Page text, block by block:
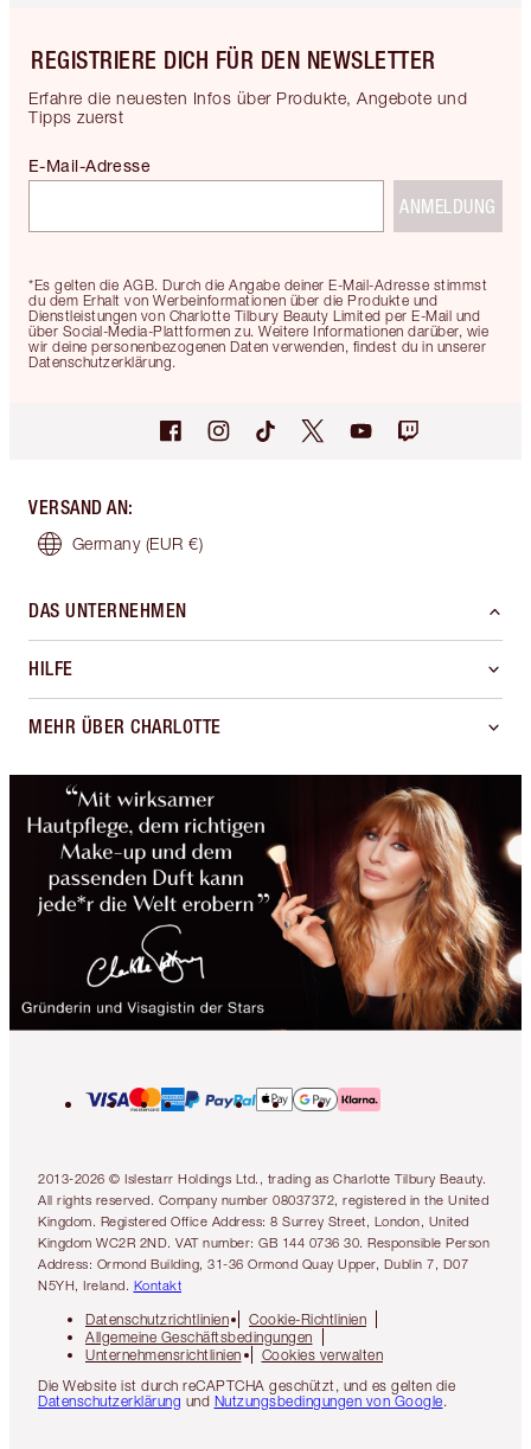
REGISTRIERE DICH FÜR DEN NEWSLETTER
Erfahre die neuesten Infos über Produkte, Angebote und
Tipps zuerst
*Es gelten die AGB. Durch die Angabe deiner E-Mail-Adresse stimmst
du dem Erhalt von Werbeinformationen über die Produkte und
Dienstleistungen von Charlotte Tilbury Beauty Limited per E-Mail und
über Social-Media-Plattformen zu. Weitere Informationen darüber, wie
wir deine personenbezogenen Daten verwenden, findest du in unserer
Datenschutzerklärung.
E-Mail-Adresse
ANMELDUNG
VERSAND AN:
Germany (EUR €)
DAS UNTERNEHMEN
HILFE
MEHR ÜBER CHARLOTTE
2013-2026 © Islestarr Holdings Ltd., trading as Charlotte Tilbury Beauty.
All rights reserved. Company number 08037372, registered in the United
Kingdom. Registered Office Address: 8 Surrey Street, London, United
Kingdom WC2R 2ND. VAT number: GB 144 0736 30. Responsible Person
Address: Ormond Building, 31-36 Ormond Quay Upper, Dublin 7, D07
N5YH, Ireland. Kontakt
Datenschutzrichtlinien
Cookie-Richtlinien
Allgemeine Geschäftsbedingungen
Unternehmensrichtlinien
Cookies verwalten
Die Website ist durch reCAPTCHA geschützt, und es gelten die
Datenschutzerklärung und Nutzungsbedingungen von Google.